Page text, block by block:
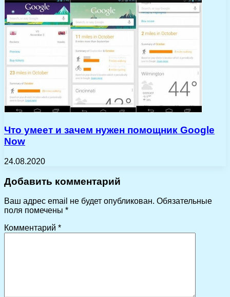
Что умеет и зачем нужен помощник Google
Now
24.08.2020
Добавить комментарий
Ваш адрес email не будет опубликован. Обязательные
поля помечены *
Комментарий *